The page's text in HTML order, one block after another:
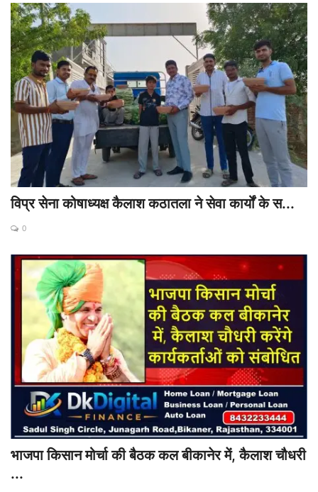
विप्र सेना कोषाध्यक्ष कैलाश कठातला ने सेवा कार्यों के स...
0
भाजपा किसान मोर्चा की बैठक कल बीकानेर में, कैलाश चौधरी
...